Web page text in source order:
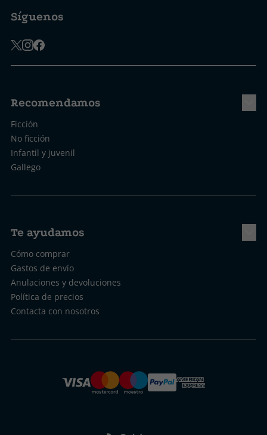
Síguenos
Recomendamos
Ficción
No ficción
Infantil y juvenil
Gallego
Te ayudamos
Cómo comprar
Gastos de envío
Anulaciones y devoluciones
Política de precios
Contacta con nosotros